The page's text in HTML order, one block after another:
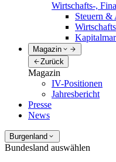
Wirtschafts-,
Steuern &
Magazin
Zurück
Magazin
IV-Positionen
Jahresbericht
Presse
News
Burgenland
Bundesland auswählen